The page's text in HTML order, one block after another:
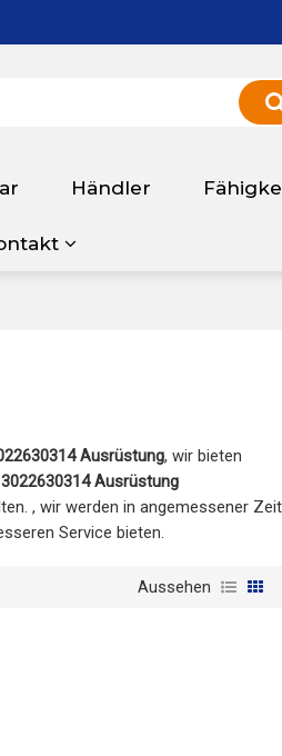
Händler
Ausrüstung, wir bieten
3022630314 Ausrüstung
, wir werden in angemessener Zeit
Service bieten.
Aussehen